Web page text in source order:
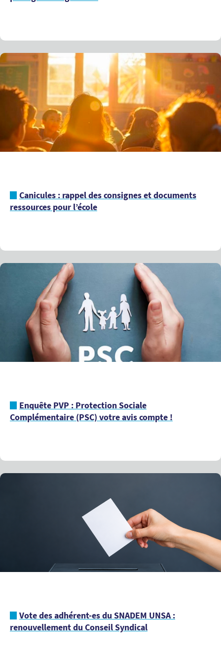
Canicules : rappel des consignes et documents
ressources pour l’école
Enquête PVP : Protection Sociale
Complémentaire (PSC) votre avis compte !
Vote des adhérent-es du SNADEM UNSA :
renouvellement du Conseil Syndical